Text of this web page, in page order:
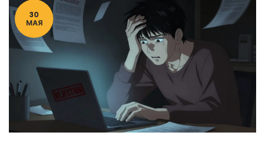
30
МАЯ